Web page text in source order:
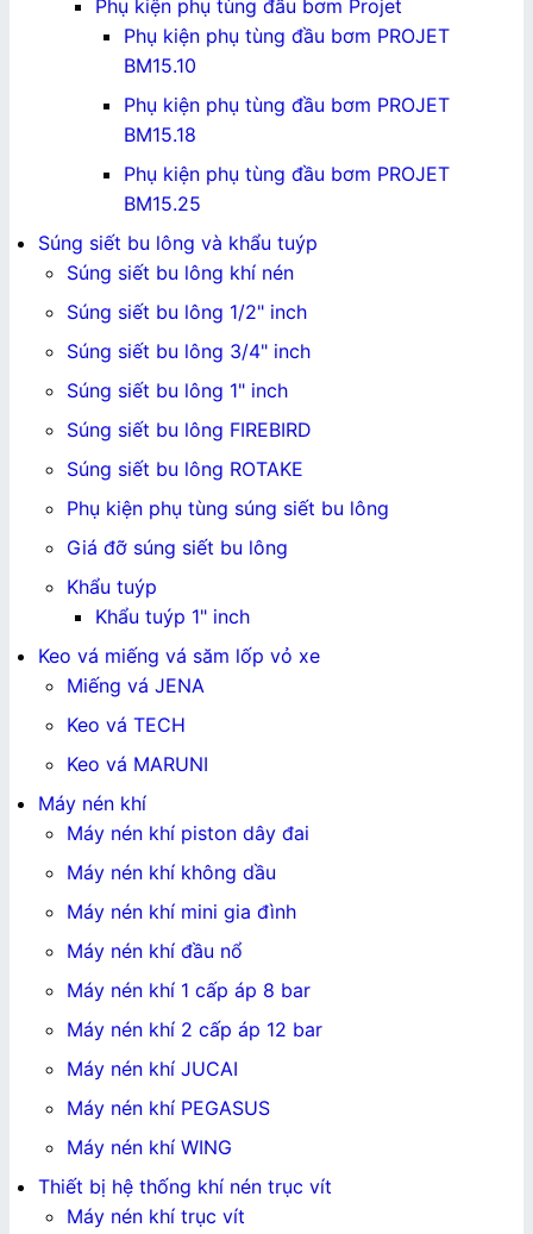
Phụ kiện phụ tùng đầu bơm Projet
Phụ kiện phụ tùng đầu bơm PROJET
BM15.10
Phụ kiện phụ tùng đầu bơm PROJET
BM15.18
Phụ kiện phụ tùng đầu bơm PROJET
BM15.25
Súng siết bu lông và khẩu tuýp
Súng siết bu lông khí nén
Súng siết bu lông 1/2" inch
Súng siết bu lông 3/4" inch
Súng siết bu lông 1" inch
Súng siết bu lông FIREBIRD
Súng siết bu lông ROTAKE
Phụ kiện phụ tùng súng siết bu lông
Giá đỡ súng siết bu lông
Khẩu tuýp
Khẩu tuýp 1" inch
Keo vá miếng vá săm lốp vỏ xe
Miếng vá JENA
Keo vá TECH
Keo vá MARUNI
Máy nén khí
Máy nén khí piston dây đai
Máy nén khí không dầu
Máy nén khí mini gia đình
Máy nén khí đầu nổ
Máy nén khí 1 cấp áp 8 bar
Máy nén khí 2 cấp áp 12 bar
Máy nén khí JUCAI
Máy nén khí PEGASUS
Máy nén khí WING
Thiết bị hệ thống khí nén trục vít
Máy nén khí trục vít